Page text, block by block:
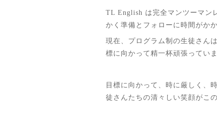
TL English は完全マンツーマン
かく準備とフォローに時間がかか
現在、プログラム制の生徒さん
標に向かって精一杯頑張っていま
目標に向かって、時に厳しく、
徒さんたちの清々しい笑顔がこ